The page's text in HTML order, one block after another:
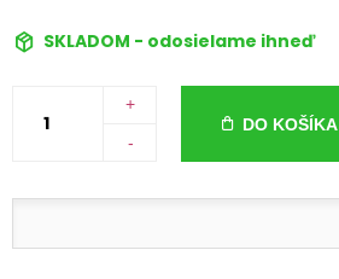
SKLADOM - odosielame ihneď
+
-
DO KOŠÍKA